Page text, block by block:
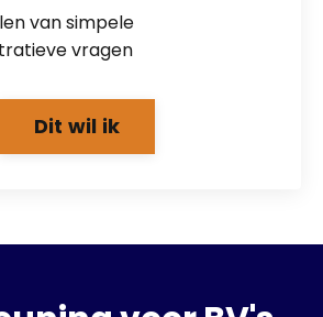
van simpele
vragen
Dit wil ik